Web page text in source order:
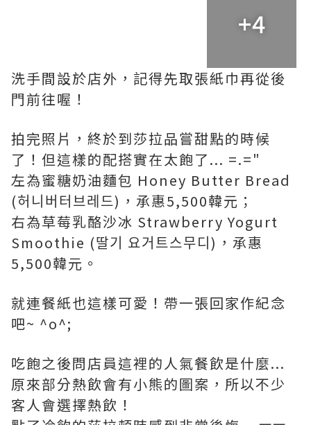
+4
洗手間設於店外，記得先取張紙巾再從後
門前往喔！
拍完照片，終於到莎拉品嘗甜點的時候
了！但這樣的配搭實在太飽了... =.="
左為蜜糖奶油麵包 Honey Butter Bread
(허니버터브레드)，承惠5,500韓元；
右為草莓乳酪沙冰 Strawberry Yogurt
Smoothie (딸기 요거트스무디)，承惠
5,500韓元。
就連餐紙也這樣可愛！帶一張回家作紀念
吧~ ^o^;
吃飽之後問店員這裡的人氣餐飲是什麼...
原來部分熱飲會有小熊的圖案，所以不少
客人會選擇熱飲！